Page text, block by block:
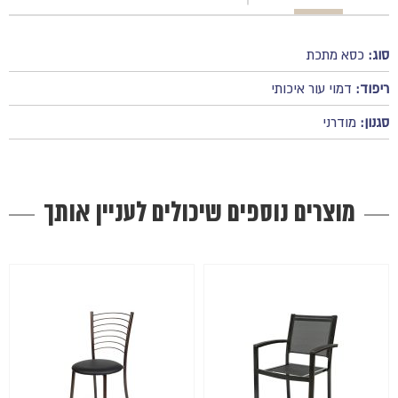
סוג: כסא מתכת
ריפוד: דמוי עור איכותי
סגנון: מודרני
מוצרים נוספים שיכולים לעניין אותך